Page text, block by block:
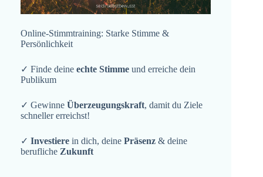
Online-Stimmtraining: Starke Stimme &
Persönlichkeit
✓ Finde deine echte Stimme und erreiche dein
Publikum
✓ Gewinne Überzeugungskraft, damit du Ziele
schneller erreichst!
✓ Investiere in dich, deine Präsenz & deine
berufliche Zukunft